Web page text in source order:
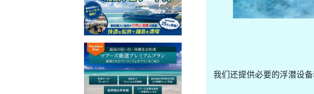
我们还提供必要的浮潜设